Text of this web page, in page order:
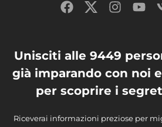
Unisciti alle 9449
già imparando con noi
per scoprire i
Riceverai informazioni preziose per